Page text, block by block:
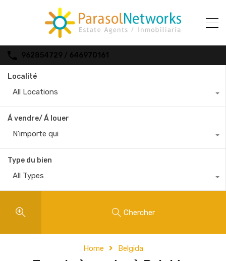
962854729 / 646970161
Localité
All Locations
Á vendre/ Á louer
N'importe qui
Type du bien
All Types
Chercher
Home Belgida